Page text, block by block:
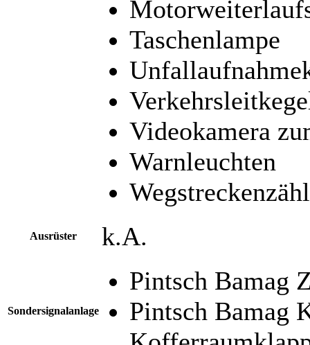
Taschenlampe
Videokamera
Warnleuchten
Ausrüster k.A.
Sondersignalanlage
Pintsch Bamag
Pintsch Bamag